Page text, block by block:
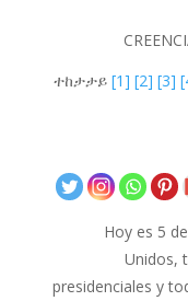
ተከታታይ
[1] [2] [3]
Hoy es 5
Unidos,
presidenciales y